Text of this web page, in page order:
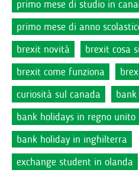
primo mese di studio in
primo mese di anno
brexit novità
brexit cosa
brexit come funziona
curiosità sul canada
bank holidays in regno unito
bank holiday in inghilterra
exchange student in olanda